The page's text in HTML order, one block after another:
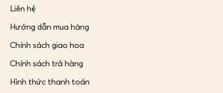
Liên hệ
Hướng dẫn mua hàng
Chính sách giao hoa
Chính sách trả hàng
Hình thức thanh toán